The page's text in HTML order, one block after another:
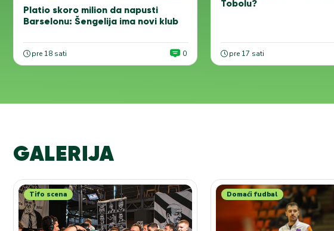
Platio skoro milion da napusti
Barselonu: Šengelija ima novi klub
pre 18 sati 0
Tobolu?
pre 17 sati
GALERIJA
Tifo scena Domaći fudbal